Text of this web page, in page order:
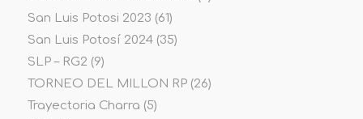
San Luis Potosi 2023 (61)
San Luis Potosí 2024(35)
SLP – RG2 (9)
TORNEO DEL MILLON RP(26)
Trayectoria Charra (5)